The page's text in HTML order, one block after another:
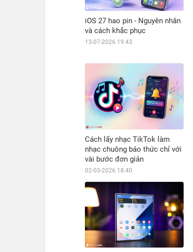
iOS 27 hao pin - Nguyên nhân
và cách khắc phục
13-07-2026 19:43
Cách lấy nhạc TikTok làm
nhạc chuông báo thức chỉ với
vài bước đơn giản
02-03-2026 18:40